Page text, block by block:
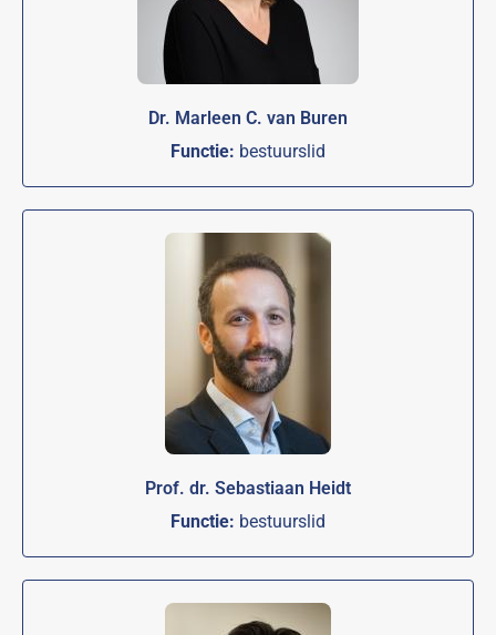
Dr. Marleen C. van Buren
Functie: bestuurslid
Prof. dr. Sebastiaan Heidt
Functie: bestuurslid